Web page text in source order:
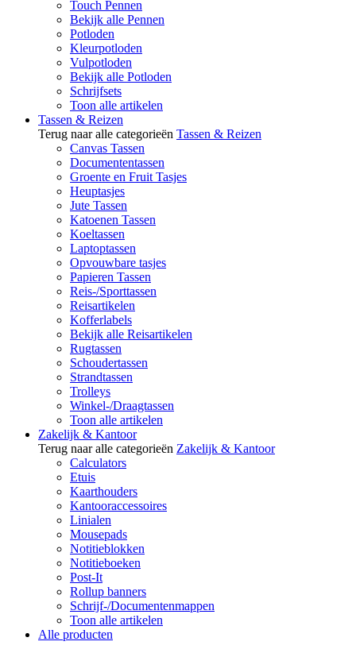
Touch Pennen
Bekijk alle Pennen
Potloden
Kleurpotloden
Vulpotloden
Bekijk alle Potloden
Schrijfsets
Toon alle artikelen
Tassen & Reizen
Terug naar alle categorieën Tassen & Reizen
Canvas Tassen
Documententassen
Groente en Fruit Tasjes
Heuptasjes
Jute Tassen
Katoenen Tassen
Koeltassen
Laptoptassen
Opvouwbare tasjes
Papieren Tassen
Reis-/Sporttassen
Reisartikelen
Kofferlabels
Bekijk alle Reisartikelen
Rugtassen
Schoudertassen
Strandtassen
Trolleys
Winkel-/Draagtassen
Toon alle artikelen
Zakelijk & Kantoor
Terug naar alle categorieën Zakelijk & Kantoor
Calculators
Etuis
Kaarthouders
Kantooraccessoires
Linialen
Mousepads
Notitieblokken
Notitieboeken
Post-It
Rollup banners
Schrijf-/Documentenmappen
Toon alle artikelen
Alle producten